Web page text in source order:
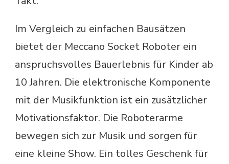
Im Vergleich zu einfachen Bausätzen
bietet der Meccano Socket Roboter ein
anspruchsvolles Bauerlebnis für Kinder ab
10 Jahren. Die elektronische Komponente
mit der Musikfunktion ist ein zusätzlicher
Motivationsfaktor. Die Roboterarme
bewegen sich zur Musik und sorgen für
eine kleine Show. Ein tolles Geschenk für